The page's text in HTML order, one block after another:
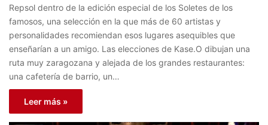
Repsol dentro de la edición especial de los Soletes de los
famosos, una selección en la que más de 60 artistas y
personalidades recomiendan esos lugares asequibles que
enseñarían a un amigo. Las elecciones de Kase.O dibujan una
ruta muy zaragozana y alejada de los grandes restaurantes:
una cafetería de barrio, un…
Leer más »